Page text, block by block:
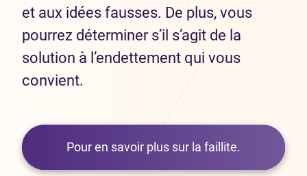
et aux idées fausses. De plus, vous
pourrez déterminer s’il s’agit de la
solution à l’endettement qui vous
convient.
Pour en savoir plus sur la faillite.